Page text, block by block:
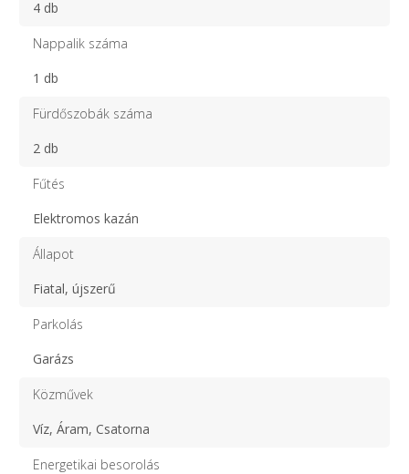
4 db
Nappalik száma
1 db
Fürdőszobák száma
2 db
Fűtés
Elektromos kazán
Állapot
Fiatal, újszerű
Parkolás
Garázs
Közművek
Víz, Áram, Csatorna
Energetikai besorolás